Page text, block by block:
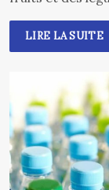
LIRE LA SUITE